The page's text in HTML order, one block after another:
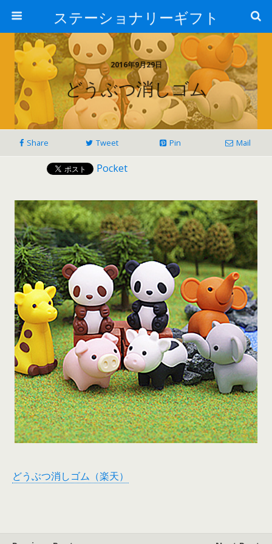
ステーショナリーギフト
2016年9月29日
どうぶつ消しゴム
Share Tweet Pin Mail
Pocket
どうぶつ消しゴム（楽天）